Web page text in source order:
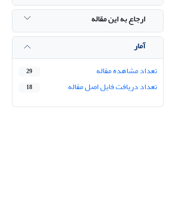
ارجاع به این مقاله
آمار
تعداد مشاهده مقاله
29
تعداد دریافت فایل اصل مقاله 18